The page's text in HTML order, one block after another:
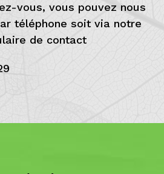
vous, vous pouvez nous
téléphone soit via notre
de contact